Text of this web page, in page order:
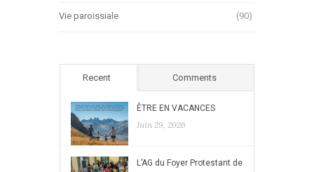
Vie paroissiale (90)
Recent Comments
ÊTRE EN VACANCES
Juin 29, 2026
L’AG du Foyer Protestant de